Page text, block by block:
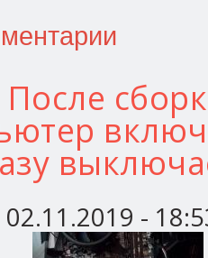
После
02.11.2019 -